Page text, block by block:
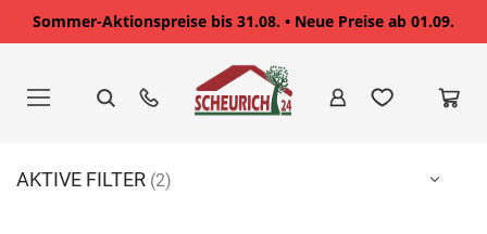
Sommer-Aktionspreise bis 31.08. • Neue Preise ab 01.09.
springen
AKTIVE FILTER